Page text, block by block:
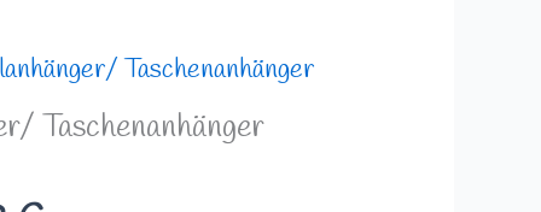
Taschenanhänger
Taschenanhänger
Preisspanne:
4,99 €
bis